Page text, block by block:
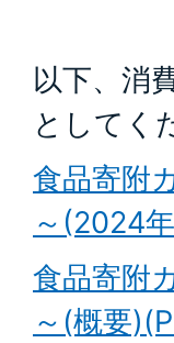
以下、消
としてく
食品寄附
～(2024
食品寄附
～(概要